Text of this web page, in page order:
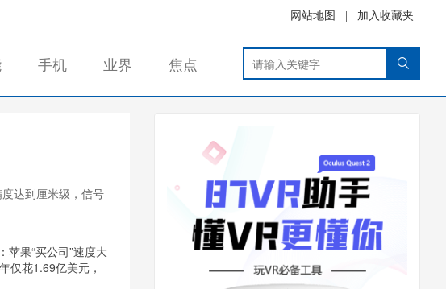
网站地图 加入收藏夹
手机 业界 焦点
达到厘米级，信号